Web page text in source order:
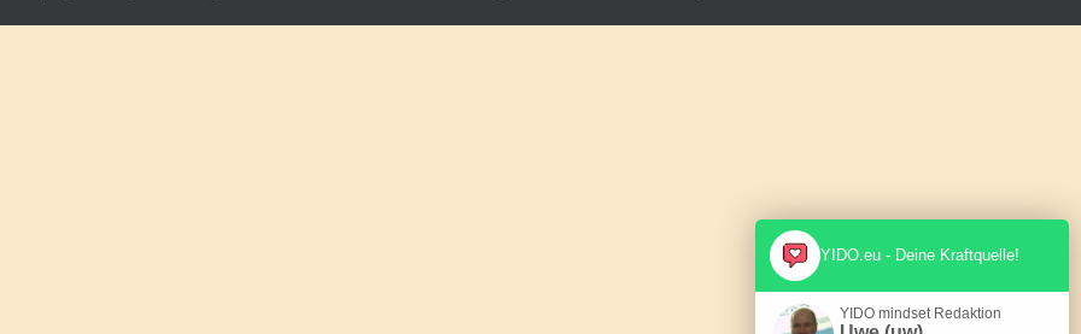
YIDO.eu - Deine Kraftquelle!
YIDO mindset Redaktion